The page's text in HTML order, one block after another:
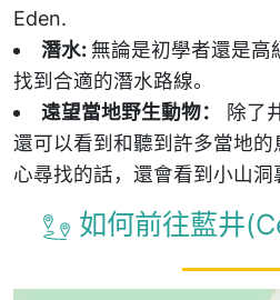
Eden.
潛水: 無論是初學者還是高
找到合適的潛水路線。
遠望當地野生動物：
除了
還可以看到和聽到許多當地
心尋找的話，還會看到小山洞
如何前往藍井